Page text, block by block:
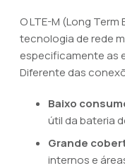
O LTE-M (Long
tecnologia de rede
especificamente as
Diferente das
Baixo
útil da bateria
Grande
internos e